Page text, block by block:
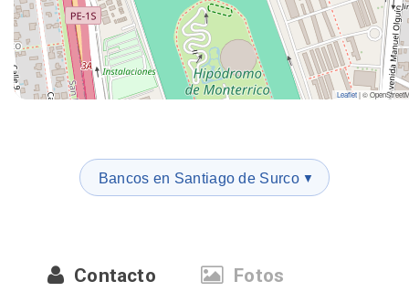
Leaflet|©
Bancos en Santiago de Surco ▼
Contacto Fotos